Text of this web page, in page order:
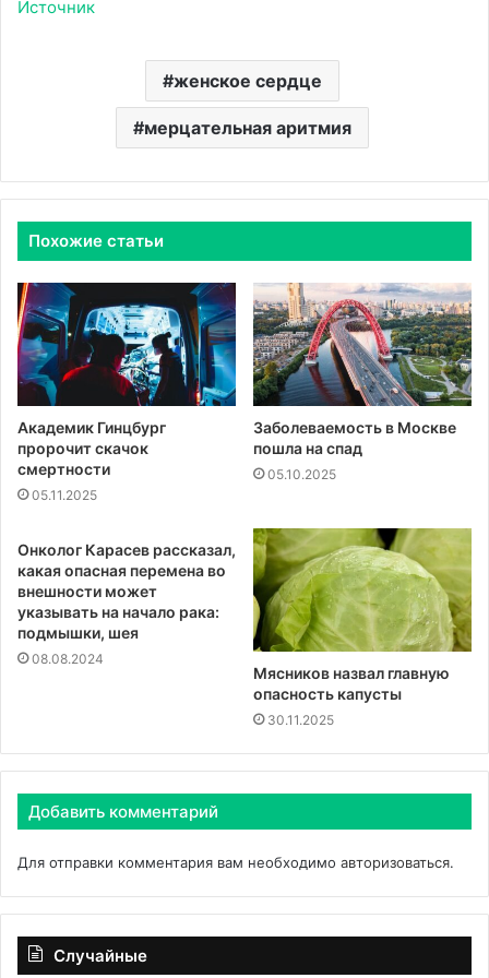
Источник
женское сердце
мерцательная аритмия
Похожие статьи
Академик Гинцбург
пророчит скачок
смертности
05.11.2025
Заболеваемость в Москве
пошла на спад
05.10.2025
Онколог Карасев рассказал,
какая опасная перемена во
внешности может
указывать на начало рака:
подмышки, шея
08.08.2024
Мясников назвал главную
опасность капусты
30.11.2025
Добавить комментарий
Для отправки комментария вам необходимо авторизоваться.
Случайные